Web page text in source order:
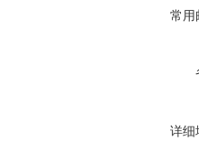
常用
详细